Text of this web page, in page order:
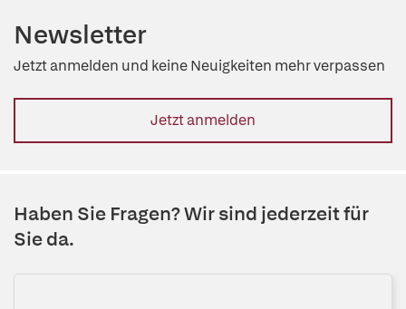
Newsletter
Jetzt anmelden und keine Neuigkeiten mehr verpassen
Jetzt anmelden
Haben Sie Fragen? Wir sind jederzeit für
Sie da.